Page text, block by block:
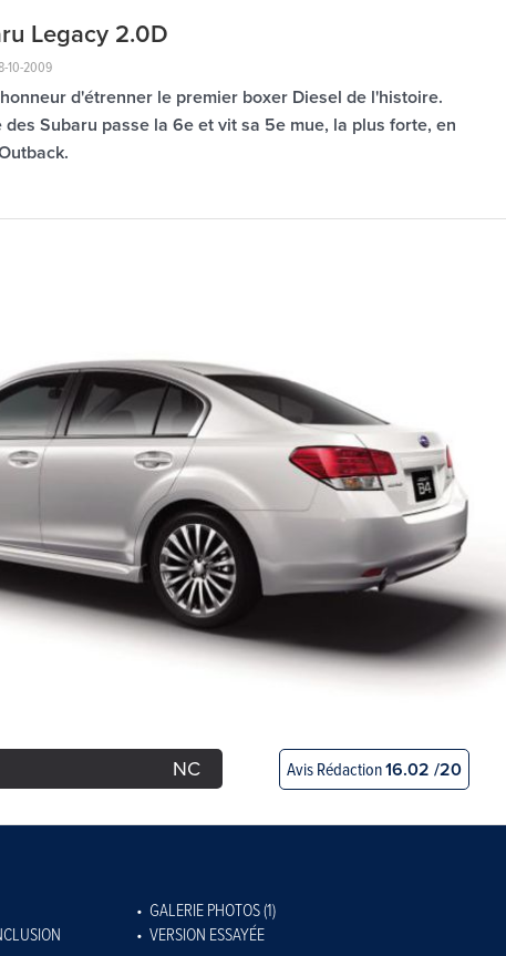
Legacy 2.0D
10-2009
d'étrenner le premier boxer Diesel de l'histoire.
Subaru passe la 6e et vit sa 5e mue, la plus forte, en
NC Avis Rédaction16.02 /20
GALERIE PHOTOS (1)
VERSION ESSAYÉE